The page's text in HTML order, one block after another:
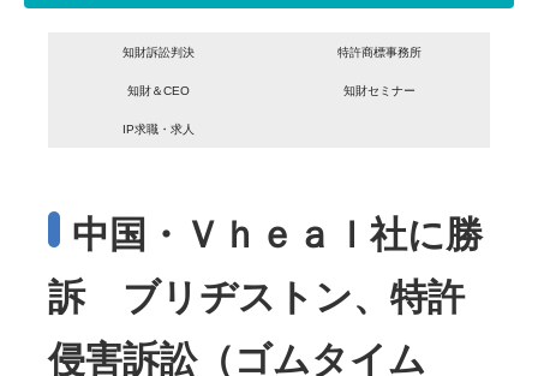
知財訴訟判決 特許商標事務所
知財＆CEO 知財セミナー
IP求職・求人
中国・Ｖｈｅａｌ社に勝
訴 ブリヂストン、特許
侵害訴訟（ゴムタイム